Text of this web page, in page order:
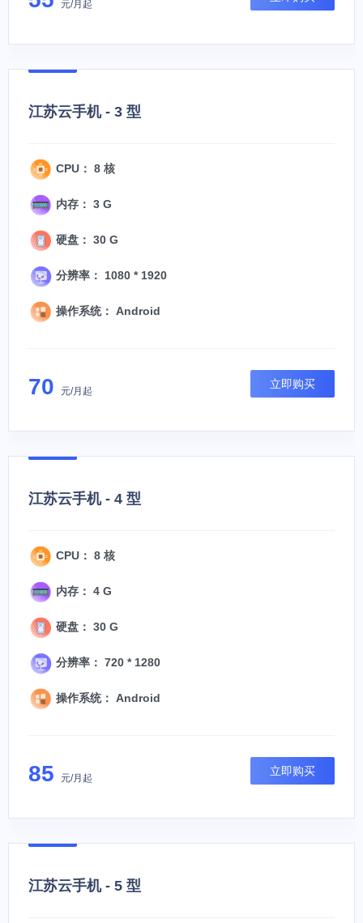
元/月起
江苏云手机 - 3 型
CPU： 8 核
内存： 3 G
硬盘： 30 G
分辨率： 1080 * 1920
操作系统： Android
70 元/月起
立即购买
江苏云手机 - 4 型
CPU： 8 核
内存： 4 G
硬盘： 30 G
分辨率： 720 * 1280
操作系统： Android
85 元/月起
立即购买
江苏云手机 - 5 型